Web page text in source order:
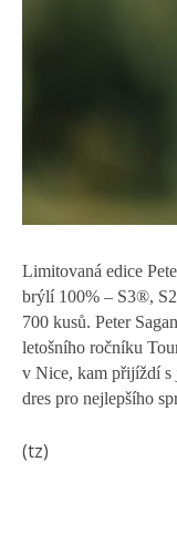
Limitovaná edice
brýlí 100% – S3®,
700 kusů. Peter
letošního ročníku
v Nice, kam přijíždí s
dres pro nejlepšího
(tz)